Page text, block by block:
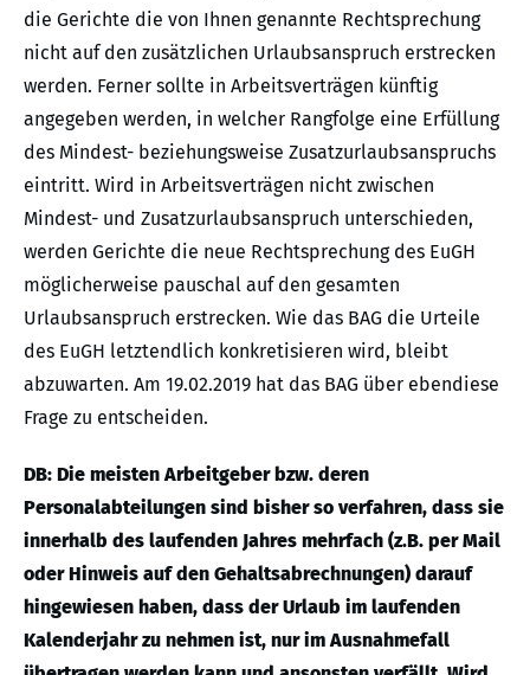
die Gerichte die von Ihnen genannte Rechtsprechung
nicht auf den zusätzlichen Urlaubsanspruch erstrecken
werden. Ferner sollte in Arbeitsverträgen künftig
angegeben werden, in welcher Rangfolge eine Erfüllung
des Mindest- beziehungsweise Zusatzurlaubsanspruchs
eintritt. Wird in Arbeitsverträgen nicht zwischen
Mindest- und Zusatzurlaubsanspruch unterschieden,
werden Gerichte die neue Rechtsprechung des EuGH
möglicherweise pauschal auf den gesamten
Urlaubsanspruch erstrecken. Wie das BAG die Urteile
des EuGH letztendlich konkretisieren wird, bleibt
abzuwarten. Am 19.02.2019 hat das BAG über ebendiese
Frage zu entscheiden.
DB: Die meisten Arbeitgeber bzw. deren
Personalabteilungen sind bisher so verfahren, dass sie
innerhalb des laufenden Jahres mehrfach (z.B. per Mail
oder Hinweis auf den Gehaltsabrechnungen) darauf
hingewiesen haben, dass der Urlaub im laufenden
Kalenderjahr zu nehmen ist, nur im Ausnahmefall